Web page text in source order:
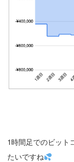
1時間足でのビット
たいですね